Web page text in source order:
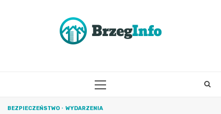
PRIMARY
BEZPIECZEŃSTWO WYDARZENIA